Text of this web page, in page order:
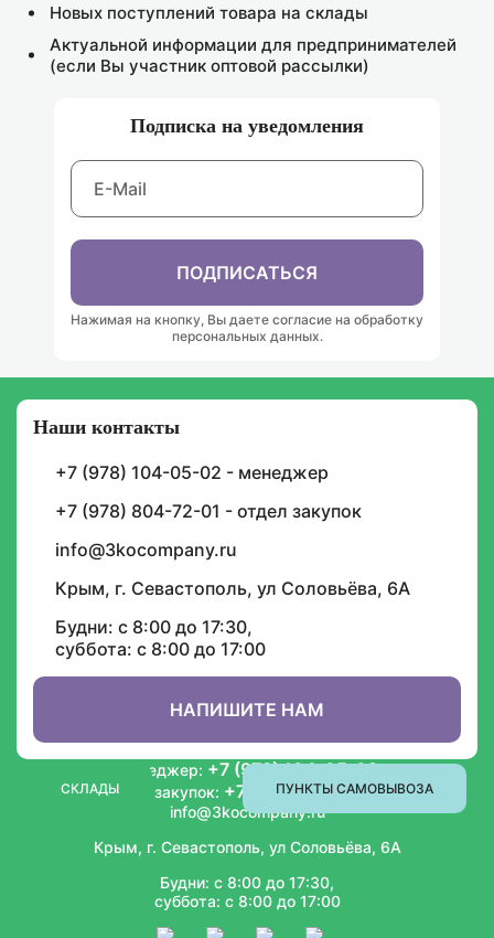
Новых поступлений товара на склады
Актуальной информации для предпринимателей
(если Вы участник оптовой рассылки)
Подписка на уведомления
ПОДПИСАТЬСЯ
Нажимая на кнопку, Вы даете согласие на обработку
персональных данных.
Наши контакты
+7 (978) 104-05-02 - менеджер
+7 (978) 804-72-01 - отдел закупок
info@3kocompany.ru
Крым, г. Севастополь, ул Соловьёва, 6А
Будни: с 8:00 до 17:30,
суббота: с 8:00 до 17:00
НАПИШИТЕ НАМ
СКЛАДЫ ПУНКТЫ САМОВЫВОЗА
И будьте в курсе графика доставок, скидок,
ИНФОРМАЦИЯ
СОТРУДНИЧЕСТВО
Менеджер: +7 (978) 104-05-02
Отдел закупок: +7 (978) 804-72-01
info@3kocompany.ru
Крым, г. Севастополь, ул Соловьёва, 6А
Будни: с 8:00 до 17:30,
суббота: с 8:00 до 17:00